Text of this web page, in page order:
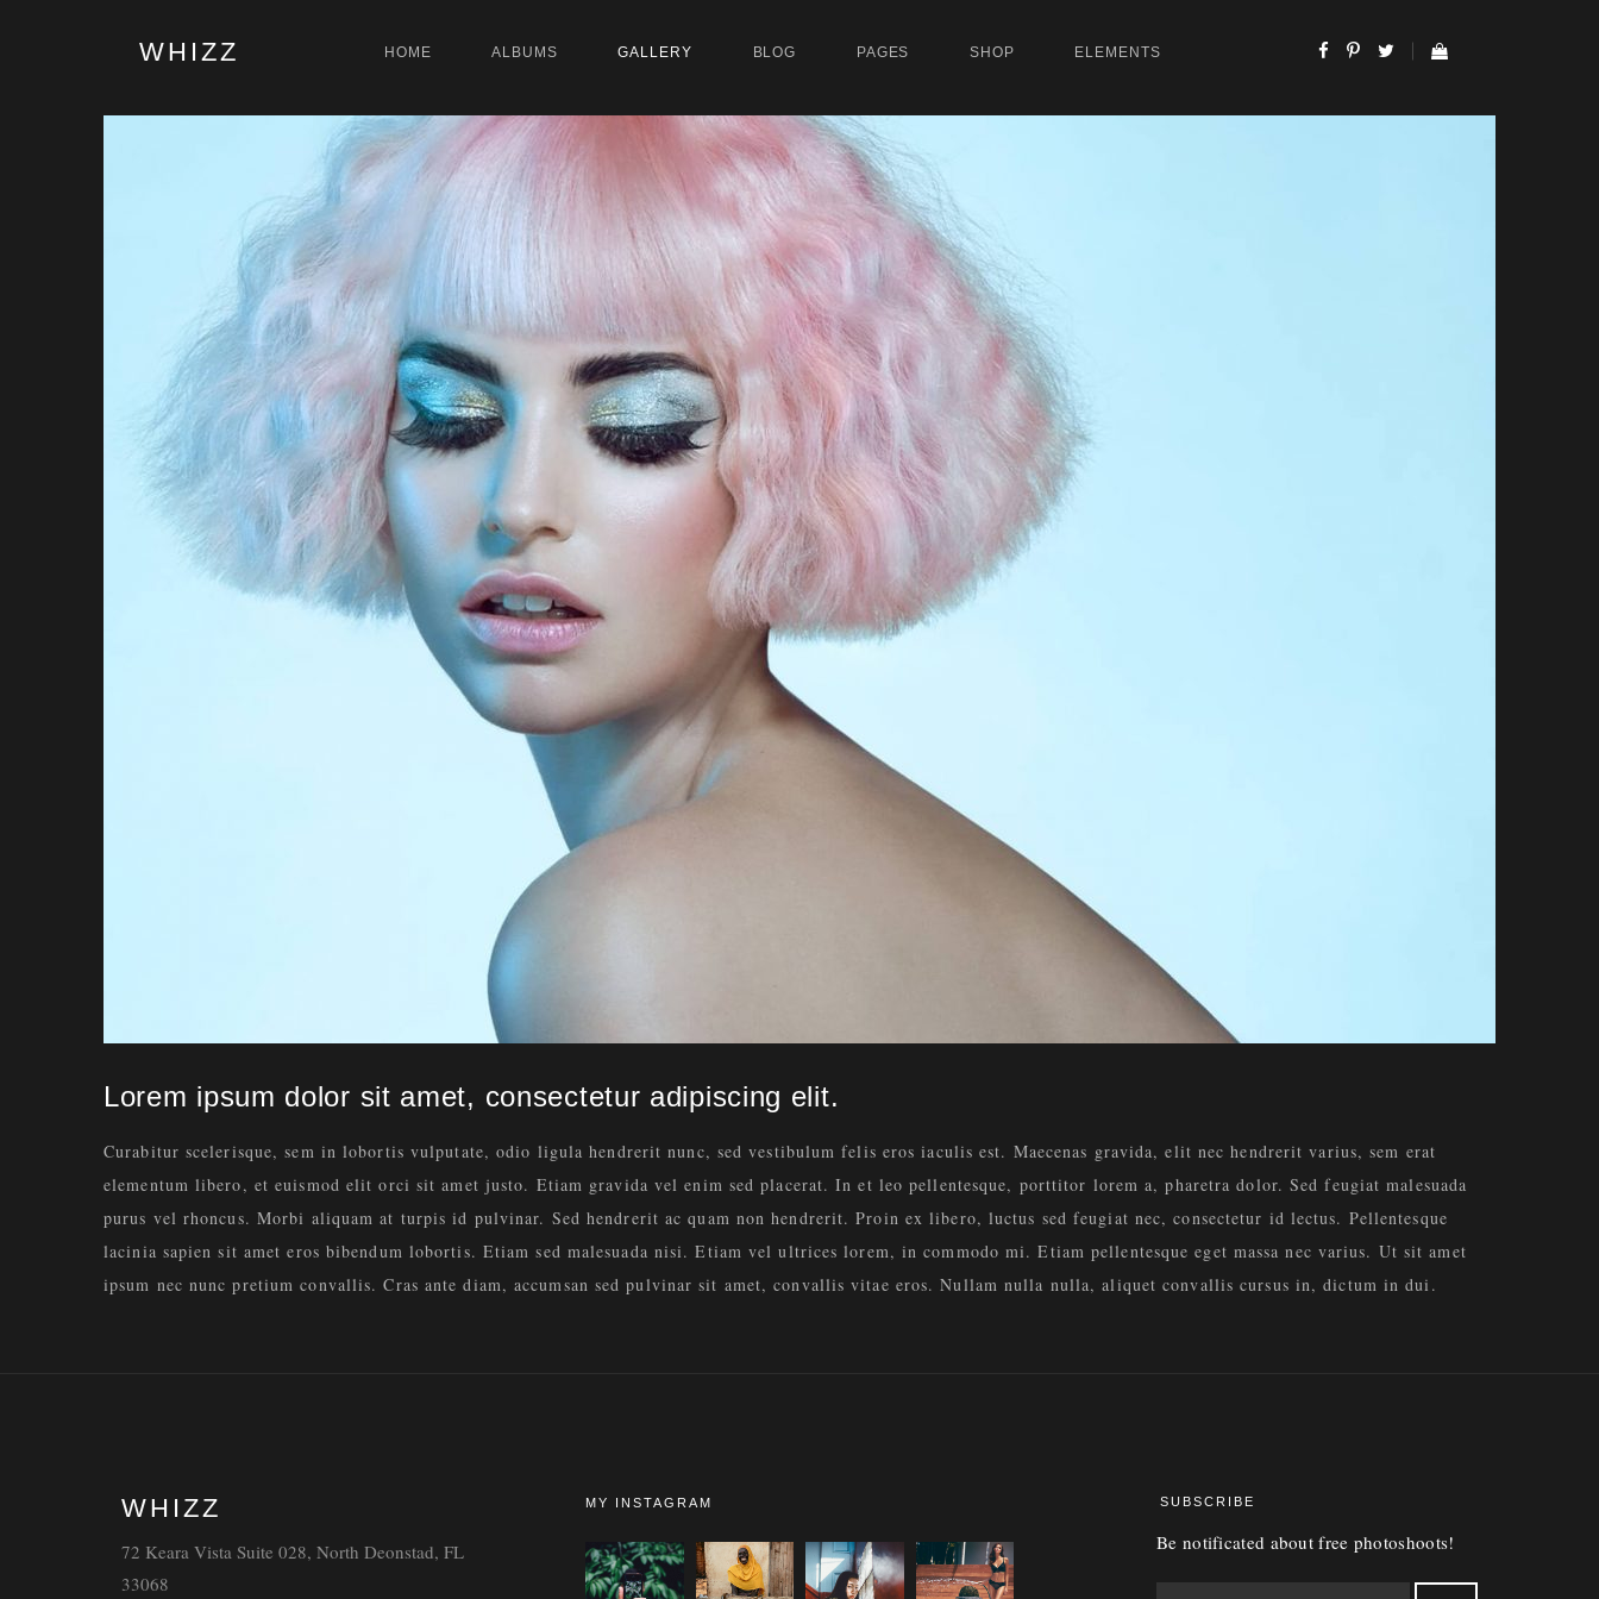
WHIZZ HOME ALBUMS GALLERY BLOG PAGES SHOP ELEMENTS
Lorem ipsum dolor sit amet, consectetur adipiscing elit.
Curabitur scelerisque, sem in lobortis vulputate, odio ligula hendrerit nunc, sed vestibulum felis eros iaculis est. Maecenas gravida, elit nec hendrerit varius, sem erat
elementum libero, et euismod elit orci sit amet justo. Etiam gravida vel enim sed placerat. In et leo pellentesque, porttitor lorem a, pharetra dolor. Sed feugiat malesuada
purus vel rhoncus. Morbi aliquam at turpis id pulvinar. Sed hendrerit ac quam non hendrerit. Proin ex libero, luctus sed feugiat nec, consectetur id lectus. Pellentesque
lacinia sapien sit amet eros bibendum lobortis. Etiam sed malesuada nisi. Etiam vel ultrices lorem, in commodo mi. Etiam pellentesque eget massa nec varius. Ut sit amet
ipsum nec nunc pretium convallis. Cras ante diam, accumsan sed pulvinar sit amet, convallis vitae eros. Nullam nulla nulla, aliquet convallis cursus in, dictum in dui.
WHIZZ
72 Keara Vista Suite 028, North Deonstad, FL
33068
MY INSTAGRAM SUBSCRIBE
Be notificated about free photoshoots!